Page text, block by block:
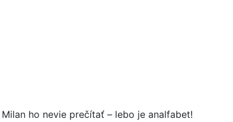
ho nevie prečítať – lebo je analfabet!